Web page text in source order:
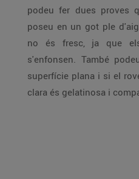
podeu fer dues proves
poseu en un got ple
no és fresc, ja que
s'enfonsen. També
superfície plana i si el
clara és gelatinosa i